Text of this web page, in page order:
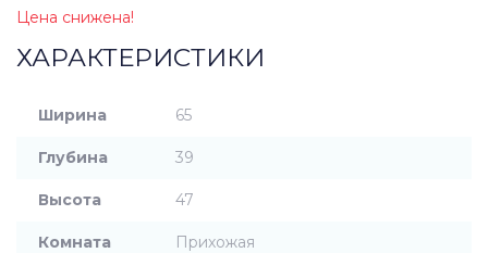
Цена снижена!
ХАРАКТЕРИСТИКИ
Ширина 65
Глубина 39
Высота 47
Комната Прихожая